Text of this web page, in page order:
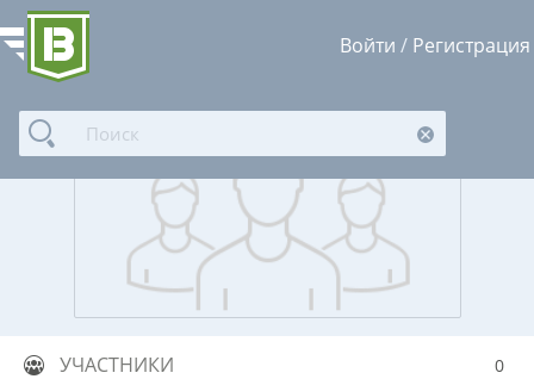
Войти / Регистрация
УЧАСТНИКИ 0